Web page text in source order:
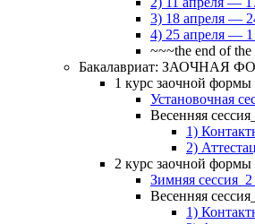
3) 18 апреля —
4) 25 апреля — 1
~~~the end of the
Бакалавриат: ЗАОЧНАЯ
1 курс заочной формы
Установочная
Весенняя
1)
2)
2 курс заочной формы
Зимняя
Весенняя
1)